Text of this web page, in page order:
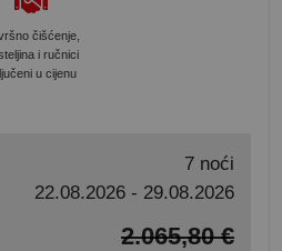
čišćenje,
i ručnici
u cijenu
7 noći
22.08.2026 - 29.08.2026
2.065,80 €